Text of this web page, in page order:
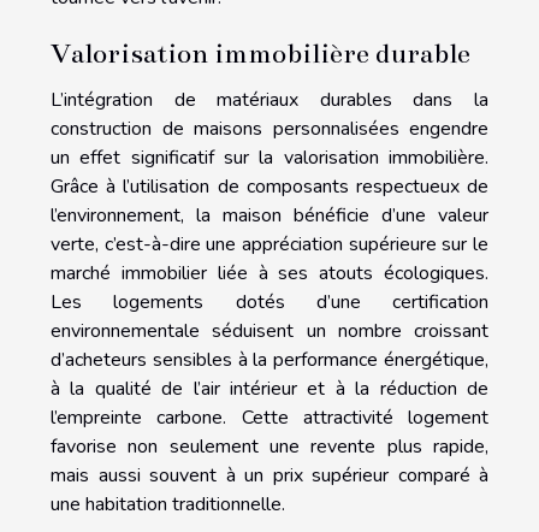
Valorisation immobilière durable
L’intégration de matériaux durables dans la
construction de maisons personnalisées engendre
un effet significatif sur la valorisation immobilière.
Grâce à l’utilisation de composants respectueux de
l’environnement, la maison bénéficie d’une valeur
verte, c’est-à-dire une appréciation supérieure sur le
marché immobilier liée à ses atouts écologiques.
Les logements dotés d’une certification
environnementale séduisent un nombre croissant
d’acheteurs sensibles à la performance énergétique,
à la qualité de l’air intérieur et à la réduction de
l’empreinte carbone. Cette attractivité logement
favorise non seulement une revente plus rapide,
mais aussi souvent à un prix supérieur comparé à
une habitation traditionnelle.